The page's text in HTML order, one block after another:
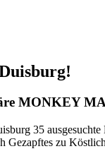
MONKEY
35
Gezapftes zu